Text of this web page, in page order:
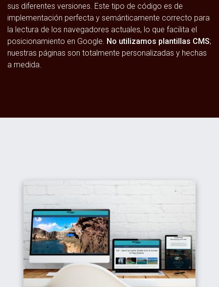
sus diferentes versiones. Este tipo de código es de
implementación perfecta y semánticamente correcto para
la lectura de los navegadores actuales, lo que facilita el
posicionamiento en Google. No utilizamos plantillas CMS;
nuestras páginas son totalmente personalizadas y hechas
a medida.